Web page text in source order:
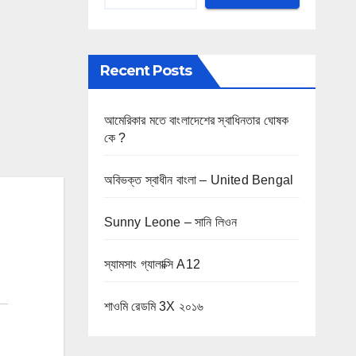
Recent Posts
আমেরিকার মতে বাংলাদেশের স্বাধিনতার ঘোষক
কে ?
অবিভক্ত স্বাধীন বাংলা – United Bengal
Sunny Leone – সানি লিওন
স্যামসাং গ্যালাক্সি A12
শাওমি রেডমি 3X ২০১৬